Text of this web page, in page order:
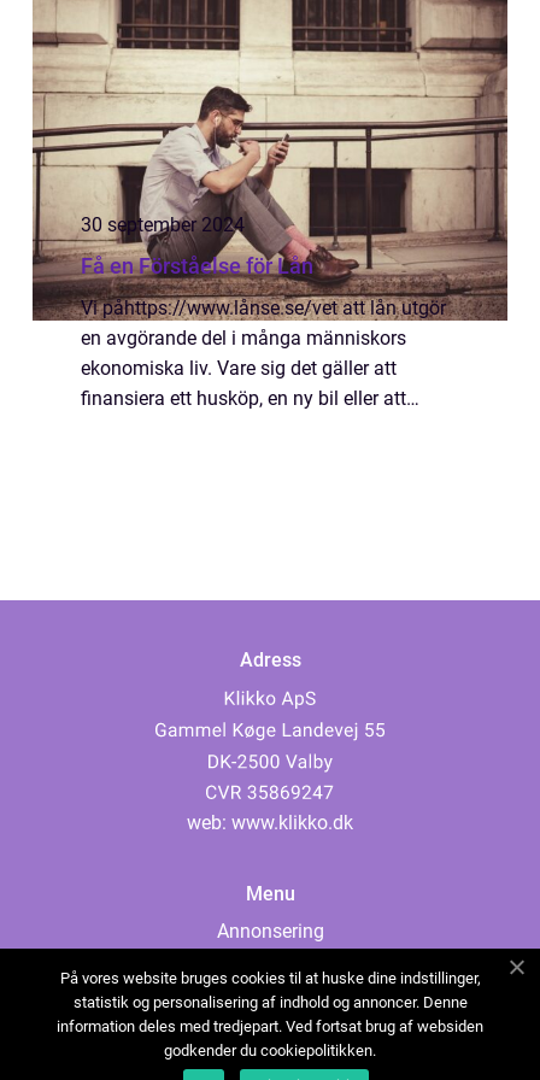
30 september 2024
Få en Förståelse för Lån
Vi påhttps://www.lånse.se/vet att lån utgör
en avgörande del i många människors
ekonomiska liv. Vare sig det gäller att
finansiera ett husköp, en ny bil eller att
Adress
web: www.klikko.dk
Menu
Annonsering
Cookies
Kontakta oss
Sitemap
På vores website bruges cookies til at huske dine indstillinger,
statistik og personalisering af indhold og annoncer. Denne
information deles med tredjepart. Ved fortsat brug af websiden
godkender du cookiepolitikken.